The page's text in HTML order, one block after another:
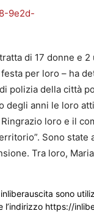
di 17 donne e
per loro – ha
polizia della città
degli anni le loro
loro e il
Sono
Tra loro,
sono
https://